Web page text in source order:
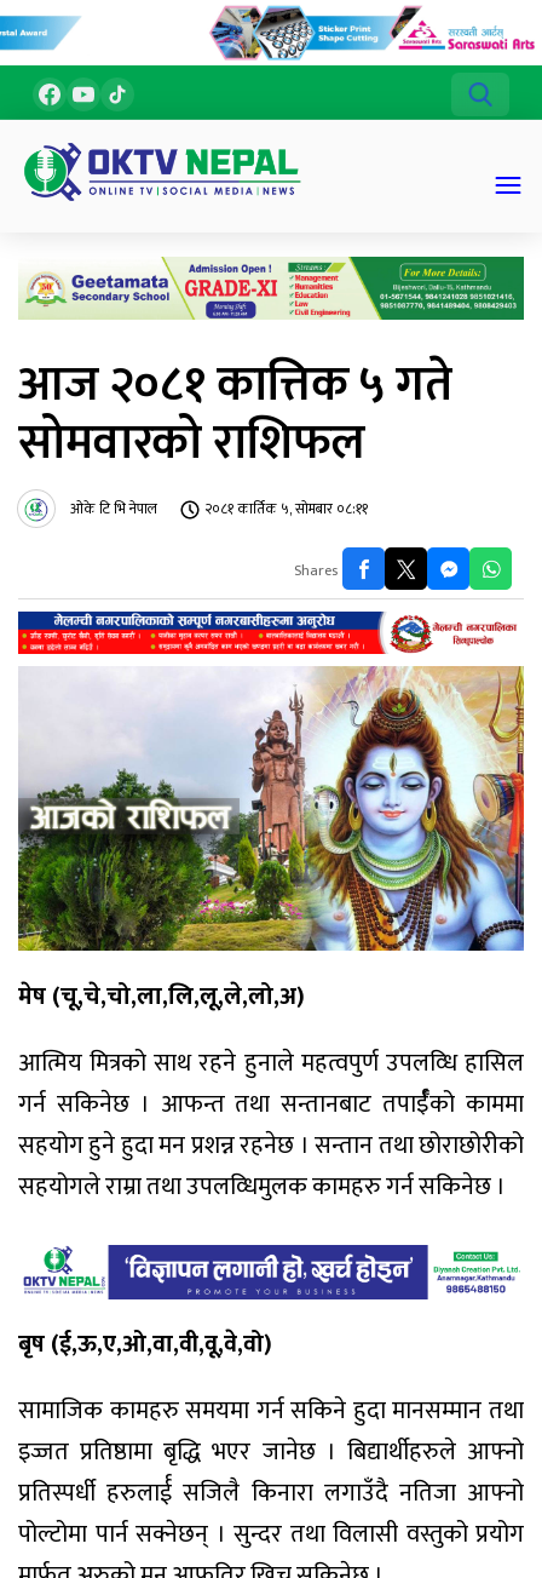
आज २०८१ कात्तिक ५ गते
सोमवारको राशिफल
ओके टि भि नेपाल २०८१ कार्तिक ५, सोमबार ०८:११
Shares
मेष (चू,चे,चो,ला,लि,लू,ले,लो,अ)
आत्मिय मित्रको साथ रहने हुनाले महत्वपुर्ण उपलव्धि हासिल
गर्न सकिनेछ । आफन्त तथा सन्तानबाट तपार्ईँको काममा
सहयोग हुने हुदा मन प्रशन्न रहनेछ । सन्तान तथा छोराछोरीको
सहयोगले राम्रा तथा उपलव्धिमुलक कामहरु गर्न सकिनेछ ।
बृष (ई,ऊ,ए,ओ,वा,वी,वू,वे,वो)
सामाजिक कामहरु समयमा गर्न सकिने हुदा मानसम्मान तथा
इज्जत प्रतिष्ठामा बृद्धि भएर जानेछ । बिद्यार्थीहरुले आफ्नो
प्रतिस्पर्धी हरुलार्ई सजिलै किनारा लगाउँदै नतिजा आफ्नो
पोल्टोमा पार्न सक्नेछन् । सुन्दर तथा विलासी वस्तुको प्रयोग